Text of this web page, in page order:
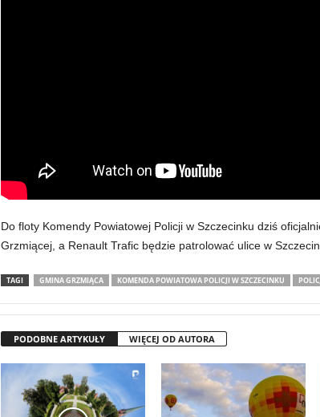
Do floty Komendy Powiatowej Policji w Szczecinku dziś
Grzmiącej, a Renault Trafic będzie patrolować ulice w
TAGI GMINA GRZMIĄCA KOMENDA POWIATOWA POLICJI W SZCZECINKU
PODOBNE ARTYKUŁY WIĘCEJ OD AUTORA